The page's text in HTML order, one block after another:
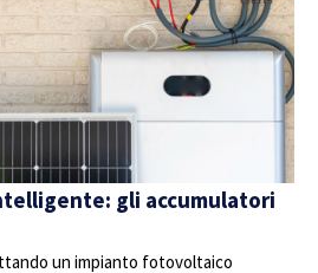
gli accumulatori
un impianto fotovoltaico